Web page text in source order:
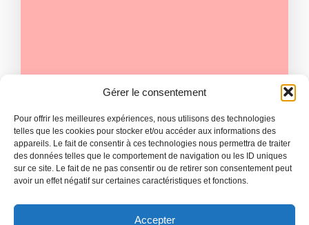
Gérer le consentement
Pour offrir les meilleures expériences, nous utilisons des technologies
telles que les cookies pour stocker et/ou accéder aux informations des
appareils. Le fait de consentir à ces technologies nous permettra de traiter
des données telles que le comportement de navigation ou les ID uniques
sur ce site. Le fait de ne pas consentir ou de retirer son consentement peut
avoir un effet négatif sur certaines caractéristiques et fonctions.
Accepter
JUILLET 7
Managerial Shake-Up: Surprise
Appointmentat Title Contender
National league football stadiums serve as